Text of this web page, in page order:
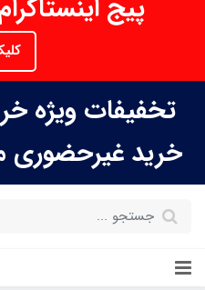
پیج
تخفیفات ویژه
خرید غیرحضوری